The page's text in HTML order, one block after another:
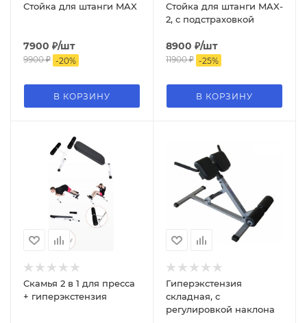
Стойка для штанги MAX
7900 ₽/шт
9900₽ -20%
В КОРЗИНУ
Стойка для штанги MAX-
2, с подстраховкой
8900 ₽/шт
11900₽ -25%
В КОРЗИНУ
Скамья 2 в 1 для пресса
+ гиперэкстензия
Гиперэкстензия
складная, с
регулировкой наклона